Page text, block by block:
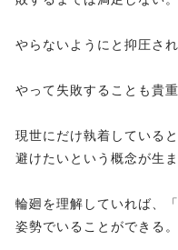
やらないようにと抑圧さ
やって失敗することも貴
現世にだけ執着している
避けたいという概念が生ま
輪廻を理解していれば、
姿勢でいることができる。